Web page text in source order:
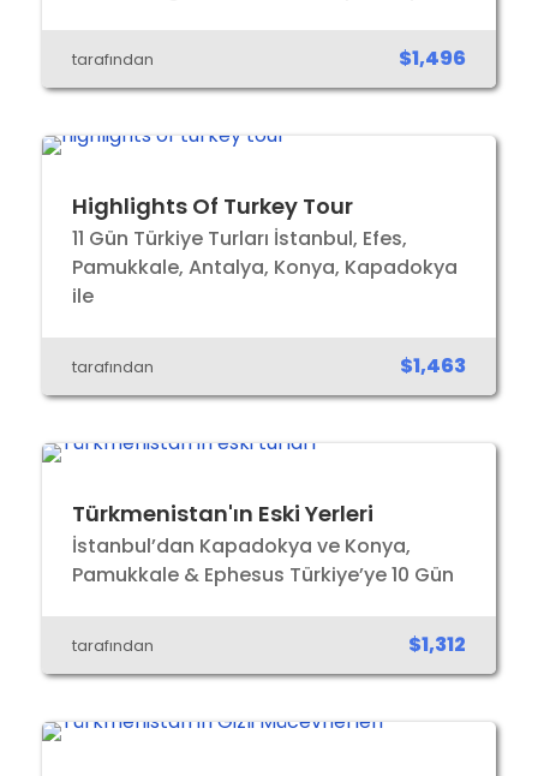
tarafından $1,496
Highlights Of Turkey Tour
11 Gün Türkiye Turları İstanbul, Efes,
Pamukkale, Antalya, Konya, Kapadokya
ile
tarafından $1,463
Türkmenistan'ın Eski Yerleri
İstanbul’dan Kapadokya ve Konya,
Pamukkale & Ephesus Türkiye’ye 10 Gün
tarafından $1,312